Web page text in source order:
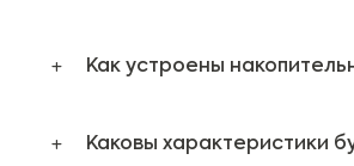
Как устроены
Каковы характеристики